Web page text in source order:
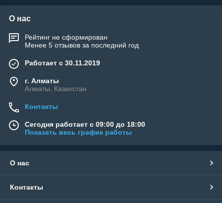
О нас
Рейтинг не сформирован
Менее 5 отзывов за последний год
Работает с 30.11.2019
г. Алматы
Алматы, Казахстан
Контакты
Сегодня работает с 09:00 до 18:00
Показать весь график работы
О нас
Контакты